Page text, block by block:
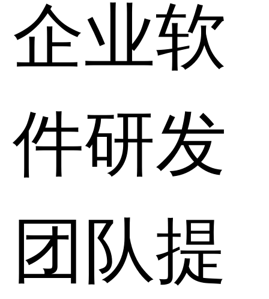
企业软
件研发
团队提